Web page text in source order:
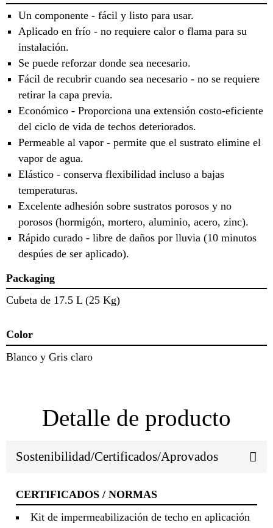
Un componente - fácil y listo para usar.
Aplicado en frío - no requiere calor o flama para su
instalación.
Se puede reforzar donde sea necesario.
Fácil de recubrir cuando sea necesario - no se requiere
retirar la capa previa.
Económico - Proporciona una extensión costo-eficiente
del ciclo de vida de techos deteriorados.
Permeable al vapor - permite que el sustrato elimine el
vapor de agua.
Elástico - conserva flexibilidad incluso a bajas
temperaturas.
Excelente adhesión sobre sustratos porosos y no
porosos (hormigón, mortero, aluminio, acero, zinc).
Rápido curado - libre de daños por lluvia (10 minutos
despúes de ser aplicado).
Packaging
Cubeta de 17.5 L (25 Kg)
Color
Blanco y Gris claro
Detalle de producto
Sostenibilidad/Certificados/Aprovados
CERTIFICADOS / NORMAS
Kit de impermeabilización de techo en aplicación